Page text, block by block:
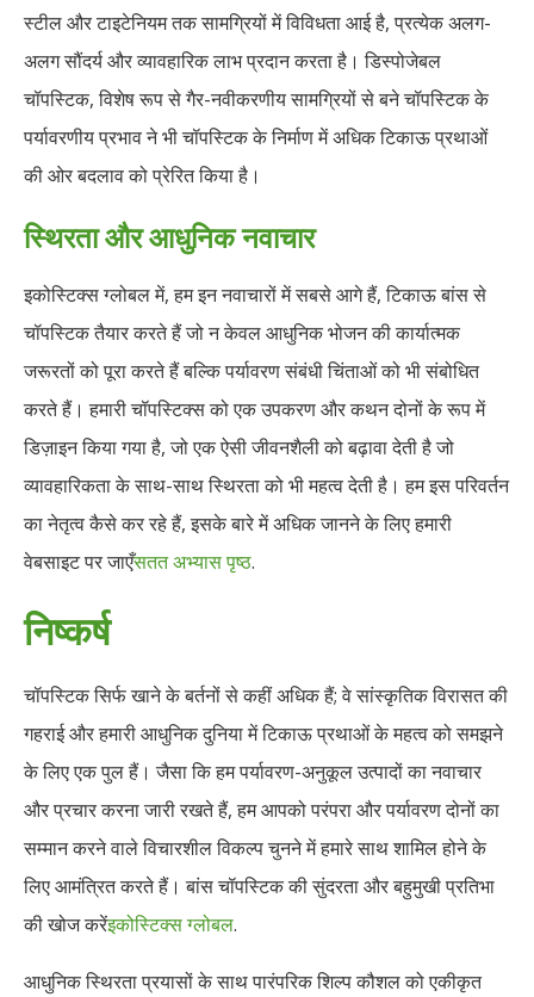
स्टील और टाइटेनियम तक सामग्रियों में विविधता आई है, प्रत्येक अलग-
अलग सौंदर्य और व्यावहारिक लाभ प्रदान करता है। डिस्पोजेबल
चॉपस्टिक, विशेष रूप से गैर-नवीकरणीय सामग्रियों से बने चॉपस्टिक के
पर्यावरणीय प्रभाव ने भी चॉपस्टिक के निर्माण में अधिक टिकाऊ प्रथाओं
की ओर बदलाव को प्रेरित किया है।
स्थिरता और आधुनिक नवाचार
इकोस्टिक्स ग्लोबल में, हम इन नवाचारों में सबसे आगे हैं, टिकाऊ बांस से
चॉपस्टिक तैयार करते हैं जो न केवल आधुनिक भोजन की कार्यात्मक
जरूरतों को पूरा करते हैं बल्कि पर्यावरण संबंधी चिंताओं को भी संबोधित
करते हैं। हमारी चॉपस्टिक्स को एक उपकरण और कथन दोनों के रूप में
डिज़ाइन किया गया है, जो एक ऐसी जीवनशैली को बढ़ावा देती है जो
व्यावहारिकता के साथ-साथ स्थिरता को भी महत्व देती है। हम इस परिवर्तन
का नेतृत्व कैसे कर रहे हैं, इसके बारे में अधिक जानने के लिए हमारी
वेबसाइट पर जाएँसतत अभ्यास पृष्ठ.
निष्कर्ष
चॉपस्टिक सिर्फ खाने के बर्तनों से कहीं अधिक हैं; वे सांस्कृतिक विरासत की
गहराई और हमारी आधुनिक दुनिया में टिकाऊ प्रथाओं के महत्व को समझने
के लिए एक पुल हैं। जैसा कि हम पर्यावरण-अनुकूल उत्पादों का नवाचार
और प्रचार करना जारी रखते हैं, हम आपको परंपरा और पर्यावरण दोनों का
सम्मान करने वाले विचारशील विकल्प चुनने में हमारे साथ शामिल होने के
लिए आमंत्रित करते हैं। बांस चॉपस्टिक की सुंदरता और बहुमुखी प्रतिभा
की खोज करेंइकोस्टिक्स ग्लोबल.
आधुनिक स्थिरता प्रयासों के साथ पारंपरिक शिल्प कौशल को एकीकृत